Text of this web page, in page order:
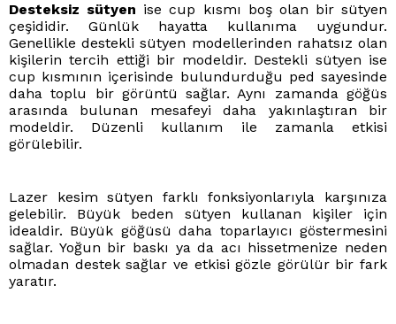
Desteksiz sütyen ise cup kısmı boş olan bir sütyen
çeşididir. Günlük hayatta kullanıma uygundur.
Genellikle destekli sütyen modellerinden rahatsız olan
kişilerin tercih ettiği bir modeldir. Destekli sütyen ise
cup kısmının içerisinde bulundurduğu ped sayesinde
daha toplu bir görüntü sağlar. Aynı zamanda göğüs
arasında bulunan mesafeyi daha yakınlaştıran bir
modeldir. Düzenli kullanım ile zamanla etkisi
görülebilir.
Lazer kesim sütyen farklı fonksiyonlarıyla karşınıza
gelebilir. Büyük beden sütyen kullanan kişiler için
idealdir. Büyük göğüsü daha toparlayıcı göstermesini
sağlar. Yoğun bir baskı ya da acı hissetmenize neden
olmadan destek sağlar ve etkisi gözle görülür bir fark
yaratır.